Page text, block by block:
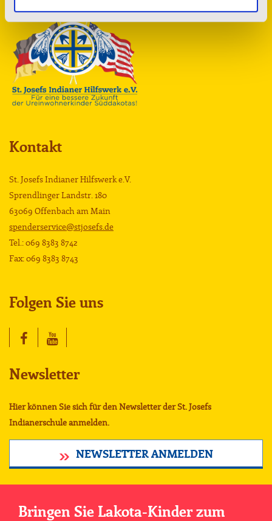
Kontakt
St. Josefs Indianer Hilfswerk e.V.
Sprendlinger Landstr. 180
63069 Offenbach am Main
spenderservice@stjosefs.de
Tel.: 069 8383 8742
Fax: 069 8383 8743
Folgen Sie uns
Newsletter
Hier können Sie sich für den Newsletter der St. Josefs
Indianerschule anmelden.
NEWSLETTER ANMELDEN
Bringen Sie Lakota-Kinder zum